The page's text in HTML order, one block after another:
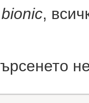
bionic,